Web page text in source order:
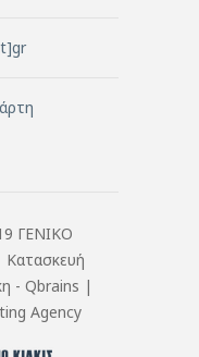
ΓΕΝΙΚΟ
Κατασκευή
- Qbrains |
Agency